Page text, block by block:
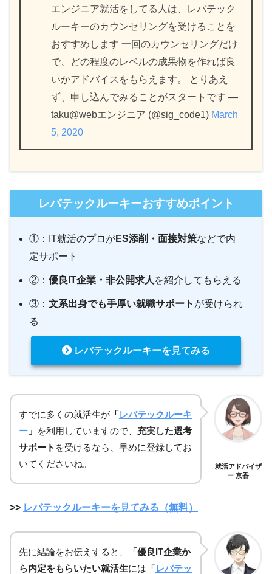
エンジニア就活をしてる人は、レバテック
ルーキーのカウンセリングを受けることを
おすすめします 一回のカウンセリングだけ
で、どの程度のレベルの成果物を作れば良
いかアドバイスをもらえます。 とりあえ
ず、申し込んでみることがスタートです —
taku@webエンジニア (@sig_code1) March
5, 2020
レバテックルーキーおすすめポイント
①：IT就活のプロがES添削・面接対策などで内
定サポート
②： 優良IT企業・非公開求人 を紹介してもらえる
③： 文系出身でも手厚い就職サポート が受けられ
る
レバテックルーキーを見てみる
すでに多くの就活生が 「レバテックルーキ
ー 」 を利用していますので、 充実した選考
サポート を受けるなら、早めに登録してお
いてくださいね。
就活アドバイザ
ー 京香
>> レバテックルーキーを見てみる（無料）
先に結論をお伝えすると、
「優良IT企業か
ら内定をもらいたい就活生には 「レバテッ